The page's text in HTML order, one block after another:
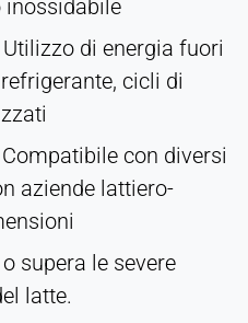
inossidabile
Utilizzo di energia fuori
cicli di
Compatibile con diversi
aziende lattiero-
supera le severe
latte.